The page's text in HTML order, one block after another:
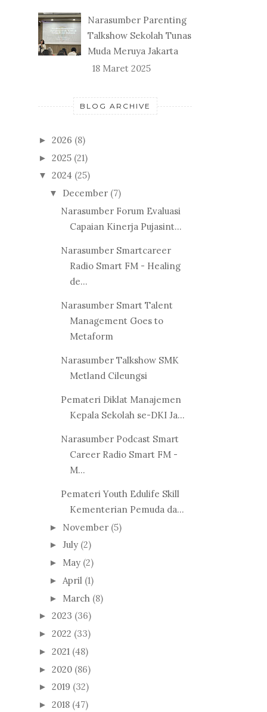
Narasumber Parenting
Talkshow Sekolah Tunas
Muda Meruya Jakarta
18 Maret 2025
BLOG ARCHIVE
► 2026 (8)
► 2025 (21)
▼ 2024 (25)
▼ December (7)
Narasumber Forum Evaluasi
Capaian Kinerja Pujasint...
Narasumber Smartcareer
Radio Smart FM - Healing
de...
Narasumber Smart Talent
Management Goes to
Metaform
Narasumber Talkshow SMK
Metland Cileungsi
Pemateri Diklat Manajemen
Kepala Sekolah se-DKI Ja...
Narasumber Podcast Smart
Career Radio Smart FM -
M...
Pemateri Youth Edulife Skill
Kementerian Pemuda da...
► November (5)
► July (2)
► May (2)
► April (1)
► March (8)
► 2023 (36)
► 2022 (33)
► 2021 (48)
► 2020 (86)
► 2019 (32)
► 2018 (47)